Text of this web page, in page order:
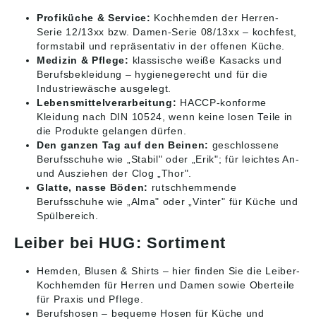
Profiküche & Service: Kochhemden der Herren-
Serie 12/13xx bzw. Damen-Serie 08/13xx – kochfest,
formstabil und repräsentativ in der offenen Küche.
Medizin & Pflege: klassische weiße Kasacks und
Berufsbekleidung – hygienegerecht und für die
Industriewäsche ausgelegt.
Lebensmittelverarbeitung: HACCP-konforme
Kleidung nach DIN 10524, wenn keine losen Teile in
die Produkte gelangen dürfen.
Den ganzen Tag auf den Beinen: geschlossene
Berufsschuhe wie „Stabil" oder „Erik"; für leichtes An-
und Ausziehen der Clog „Thor".
Glatte, nasse Böden: rutschhemmende
Berufsschuhe wie „Alma" oder „Vinter" für Küche und
Spülbereich.
Leiber bei HUG: Sortiment
Hemden, Blusen & Shirts – hier finden Sie die Leiber-
Kochhemden für Herren und Damen sowie Oberteile
für Praxis und Pflege.
Berufshosen – bequeme Hosen für Küche und